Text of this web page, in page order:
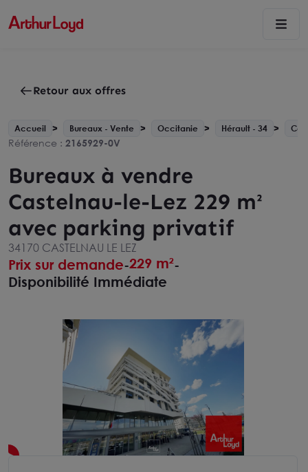
Retour aux offres
Accueil Bureaux - Vente Occitanie Hérault - 34
Référence : 2165929-0V
Bureaux à vendre
Castelnau-le-Lez 229 m²
avec parking privatif
34170 CASTELNAU LE LEZ
Prix sur demande-229 m²-
Disponibilité Immédiate